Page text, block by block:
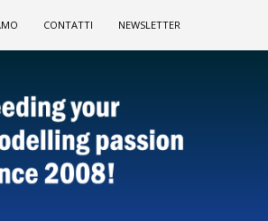
CONTATTI NEWSLETTER